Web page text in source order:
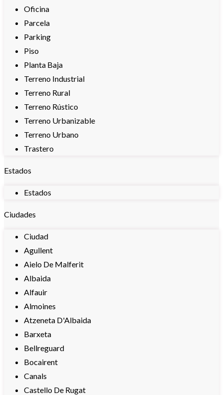
Oficina
Parcela
Parking
Piso
Planta Baja
Terreno Industrial
Terreno Rural
Terreno Rústico
Terreno Urbanizable
Terreno Urbano
Trastero
Estados
Estados
Ciudades
Ciudad
Agullent
Aielo De Malferit
Albaida
Alfauir
Almoines
Atzeneta D'Albaida
Barxeta
Bellreguard
Bocairent
Canals
Castello De Rugat